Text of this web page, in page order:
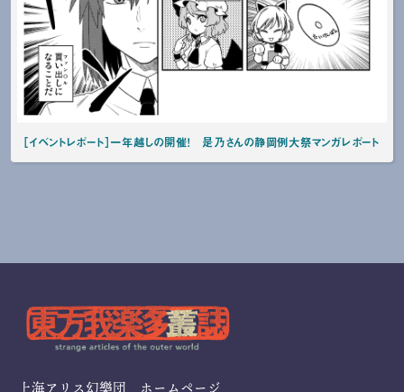
［イベントレポート］一年越しの開催！ 是乃さんの静岡例大祭マンガレポート
上海アリス幻樂団 ホームページ